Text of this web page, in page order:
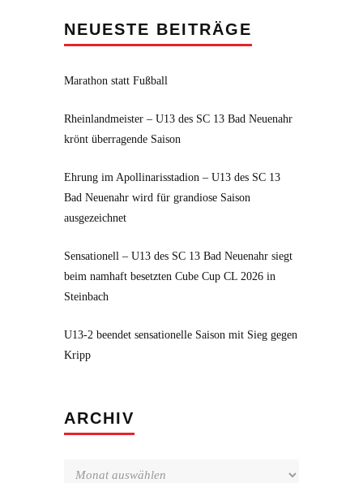
NEUESTE BEITRÄGE
Marathon statt Fußball
Rheinlandmeister – U13 des SC 13 Bad Neuenahr
krönt überragende Saison
Ehrung im Apollinarisstadion – U13 des SC 13
Bad Neuenahr wird für grandiose Saison
ausgezeichnet
Sensationell – U13 des SC 13 Bad Neuenahr siegt
beim namhaft besetzten Cube Cup CL 2026 in
Steinbach
U13-2 beendet sensationelle Saison mit Sieg gegen
Kripp
ARCHIV